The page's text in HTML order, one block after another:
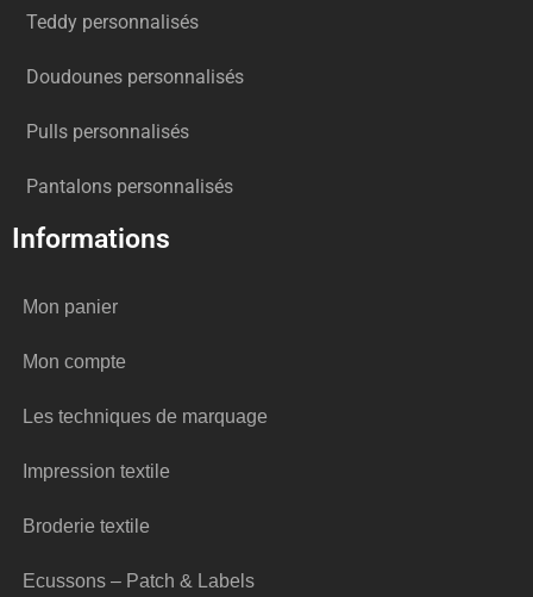
Teddy personnalisés
Doudounes personnalisés
Pulls personnalisés
Pantalons personnalisés
Informations
Mon panier
Mon compte
Les techniques de marquage
Impression textile
Broderie textile
Ecussons – Patch & Labels